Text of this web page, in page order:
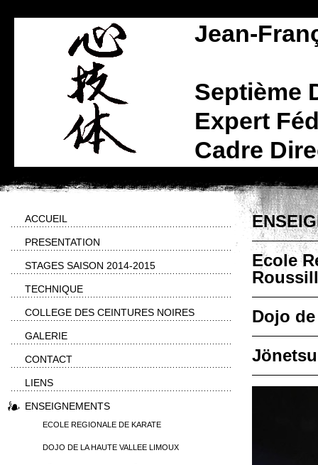
Jean-
Septième
Expert
Cadre
Ecole
Dojo
ACCUEIL
PRESENTATION
STAGES SAISON 2014-2015
TECHNIQUE
COLLEGE DES CEINTURES NOIRES
GALERIE
CONTACT
LIENS
ENSEIGNEMENTS
ECOLE REGIONALE DE KARATE
DOJO DE LA HAUTE VALLEE LIMOUX